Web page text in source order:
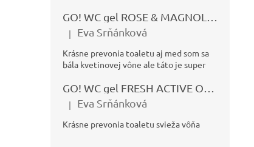
Hodnotenie produktu je 5 z 5 hviezdičiek.
| Eva Srňánková
Krásne prevonia toaletu aj med som sa
bála kvetinovej vône ale táto je super
Hodnotenie produktu je 5 z 5 hviezdičiek.
| Eva Srňánková
Krásne prevonia toaletu svieža vôňa